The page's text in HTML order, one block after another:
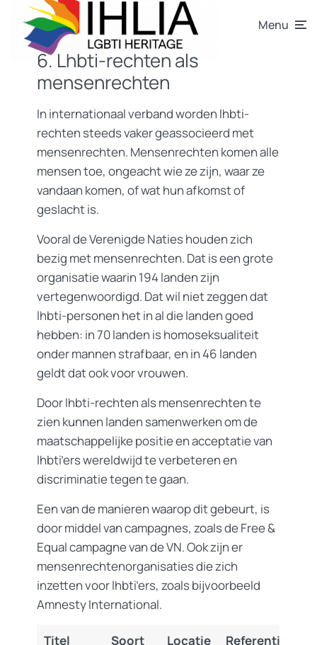
Menu
6. Lhbti-rechten als
mensenrechten
In internationaal verband worden lhbti-
rechten steeds vaker geassocieerd met
mensenrechten. Mensenrechten komen alle
mensen toe, ongeacht wie ze zijn, waar ze
vandaan komen, of wat hun afkomst of
geslacht is.
Vooral de Verenigde Naties houden zich
bezig met mensenrechten. Dat is een grote
organisatie waarin 194 landen zijn
vertegenwoordigd. Dat wil niet zeggen dat
lhbti-personen het in al die landen goed
hebben: in 70 landen is homoseksualiteit
onder mannen strafbaar, en in 46 landen
geldt dat ook voor vrouwen.
Door lhbti-rechten als mensenrechten te
zien kunnen landen samenwerken om de
maatschappelijke positie en acceptatie van
lhbti’ers wereldwijd te verbeteren en
discriminatie tegen te gaan.
Een van de manieren waarop dit gebeurt, is
door middel van campagnes, zoals de Free &
Equal campagne van de VN. Ook zijn er
mensenrechtenorganisaties die zich
inzetten voor lhbti’ers, zoals bijvoorbeeld
Amnesty International.
Titel Soort Locatie
Referentie